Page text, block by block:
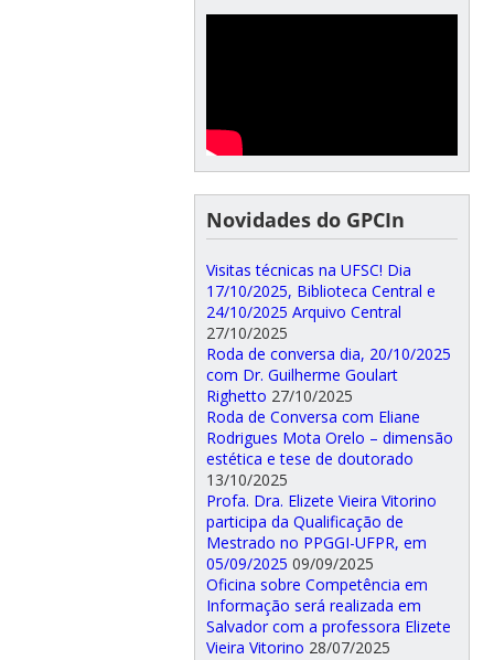
Novidades do GPCIn
Visitas técnicas na UFSC! Dia
17/10/2025, Biblioteca Central e
24/10/2025 Arquivo Central
27/10/2025
Roda de conversa dia, 20/10/2025
com Dr. Guilherme Goulart
Righetto 27/10/2025
Roda de Conversa com Eliane
Rodrigues Mota Orelo – dimensão
estética e tese de doutorado
13/10/2025
Profa. Dra. Elizete Vieira Vitorino
participa da Qualificação de
Mestrado no PPGGI-UFPR, em
05/09/2025 09/09/2025
Oficina sobre Competência em
Informação será realizada em
Salvador com a professora Elizete
Vieira Vitorino 28/07/2025